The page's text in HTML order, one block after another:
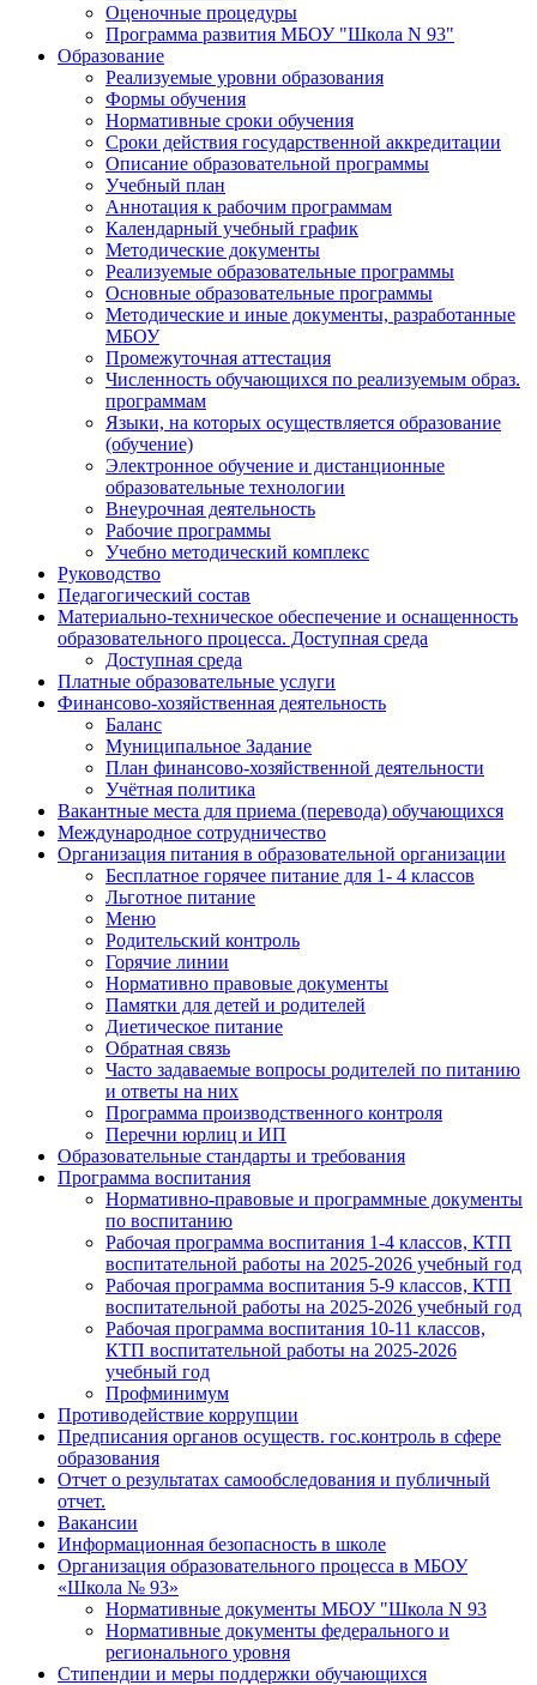
Оценочные процедуры
Программа развития МБОУ "Школа N 93"
Образование
Реализуемые уровни образования
Формы обучения
Нормативные сроки обучения
Сроки действия государственной аккредитации
Описание образовательной программы
Учебный план
Аннотация к рабочим программам
Календарный учебный график
Методические документы
Реализуемые образовательные программы
Основные образовательные программы
Методические и иные документы, разработанные
МБОУ
Промежуточная аттестация
Численность обучающихся по реализуемым образ.
программам
Языки, на которых осуществляется образование
(обучение)
Электронное обучение и дистанционные
образовательные технологии
Внеурочная деятельность
Рабочие программы
Учебно методический комплекс
Руководство
Педагогический состав
Материально-техническое обеспечение и оснащенность
образовательного процесса. Доступная среда
Доступная среда
Платные образовательные услуги
Финансово-хозяйственная деятельность
Баланс
Муниципальное Задание
План финансово-хозяйственной деятельности
Учётная политика
Вакантные места для приема (перевода) обучающихся
Международное сотрудничество
Организация питания в образовательной организации
Бесплатное горячее питание для 1- 4 классов
Льготное питание
Меню
Родительский контроль
Горячие линии
Нормативно правовые документы
Памятки для детей и родителей
Диетическое питание
Обратная связь
Часто задаваемые вопросы родителей по питанию
и ответы на них
Программа производственного контроля
Перечни юрлиц и ИП
Образовательные стандарты и требования
Программа воспитания
Нормативно-правовые и программные документы
по воспитанию
Рабочая программа воспитания 1-4 классов, КТП
воспитательной работы на 2025-2026 учебный год
Рабочая программа воспитания 5-9 классов, КТП
воспитательной работы на 2025-2026 учебный год
Рабочая программа воспитания 10-11 классов,
КТП воспитательной работы на 2025-2026
учебный год
Профминимум
Противодействие коррупции
Предписания органов осуществ. гос.контроль в сфере
образования
Отчет о результатах самообследования и публичный
отчет.
Вакансии
Информационная безопасность в школе
Организация образовательного процесса в МБОУ
«Школа № 93»
Нормативные документы МБОУ "Школа N 93
Нормативные документы федерального и
регионального уровня
Стипендии и меры поддержки обучающихся